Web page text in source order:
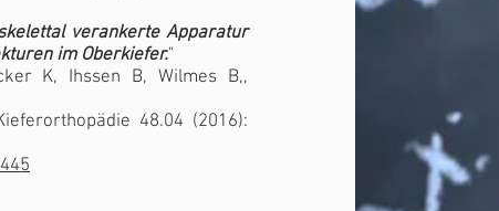
verankerte Apparatur
im Oberkiefer."
K, Ihssen B, Wilmes B,,
48.04 (2016):